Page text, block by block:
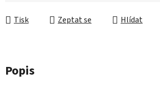
Tisk Zeptat se Hlídat
Popis